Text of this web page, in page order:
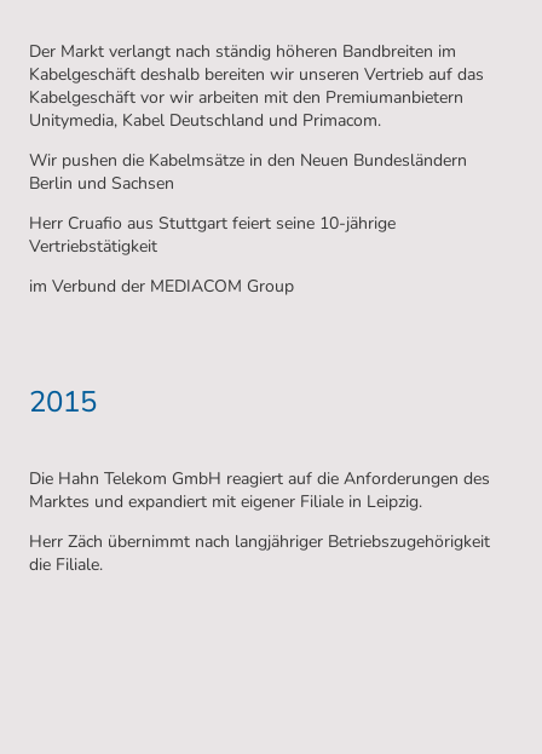
Der Markt verlangt nach ständig höheren Bandbreiten im
Kabelgeschäft deshalb bereiten wir unseren Vertrieb auf das
Kabelgeschäft vor wir arbeiten mit den Premiumanbietern
Unitymedia, Kabel Deutschland und Primacom.
Wir pushen die Kabelmsätze in den Neuen Bundesländern
Berlin und Sachsen
Herr Cruafio aus Stuttgart feiert seine 10-jährige
Vertriebstätigkeit
im Verbund der MEDIACOM Group
2015
Die Hahn Telekom GmbH reagiert auf die Anforderungen des
Marktes und expandiert mit eigener Filiale in Leipzig.
Herr Zäch übernimmt nach langjähriger Betriebszugehörigkeit
die Filiale.